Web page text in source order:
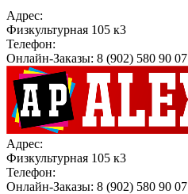
Адрес:
Физкультурная 105 к3
Телефон:
Онлайн-Заказы: 8 (902) 580 90 07
Адрес:
Физкультурная 105 к3
Телефон:
Онлайн-Заказы: 8 (902) 580 90 07